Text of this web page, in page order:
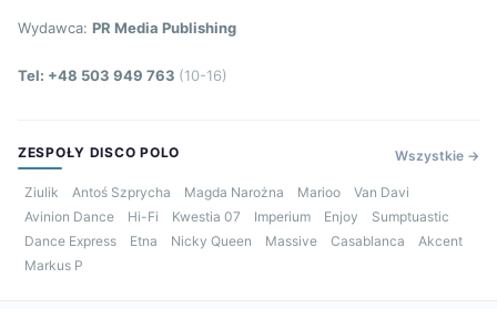
Wydawca: PR Media Publishing
Tel: +48 503 949 763 (10-16)
ZESPOŁY DISCO POLO Wszystkie →
Ziulik Antoś Szprycha Magda Narożna Marioo
Van Davi
Avinion Dance
Hi-Fi Kwestia 07 Imperium Enjoy
Sumptuastic
Dance Express
Etna Nicky Queen Massive Casablanca
Akcent
Markus P